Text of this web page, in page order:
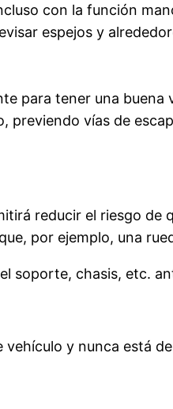
con la función
espejos y
para tener una buena
previendo vías de
reducir el riesgo
por ejemplo, una
soporte, chasis, etc.
y nunca está